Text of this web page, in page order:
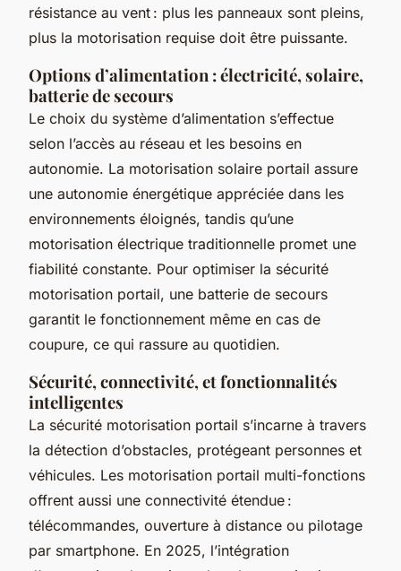
résistance au vent : plus les panneaux sont pleins,
plus la motorisation requise doit être puissante.
Options d’alimentation : électricité, solaire,
batterie de secours
Le choix du système d’alimentation s’effectue
selon l’accès au réseau et les besoins en
autonomie. La motorisation solaire portail assure
une autonomie énergétique appréciée dans les
environnements éloignés, tandis qu’une
motorisation électrique traditionnelle promet une
fiabilité constante. Pour optimiser la sécurité
motorisation portail, une batterie de secours
garantit le fonctionnement même en cas de
coupure, ce qui rassure au quotidien.
Sécurité, connectivité, et fonctionnalités
intelligentes
La sécurité motorisation portail s’incarne à travers
la détection d’obstacles, protégeant personnes et
véhicules. Les motorisation portail multi-fonctions
offrent aussi une connectivité étendue :
télécommandes, ouverture à distance ou pilotage
par smartphone. En 2025, l’intégration